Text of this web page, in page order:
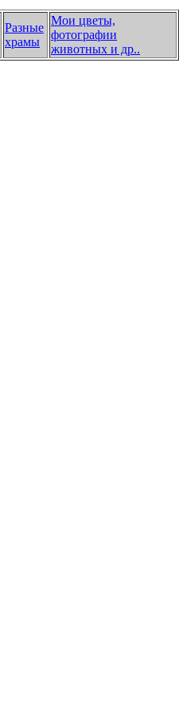
Разные
храмы
Мои цветы,
фотографии
животных и др..